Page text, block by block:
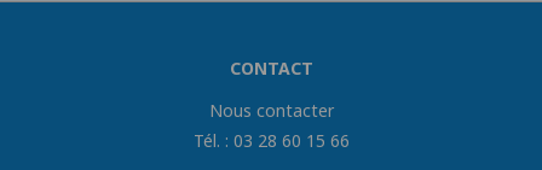
CONTACT
Nous contacter
Tél. : 03 28 60 15 66